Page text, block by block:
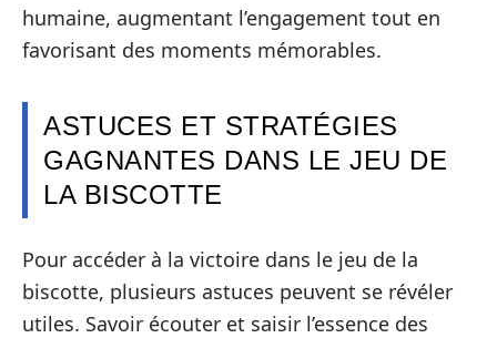
humaine, augmentant l’engagement tout en
favorisant des moments mémorables.
ASTUCES ET STRATÉGIES
GAGNANTES DANS LE JEU DE
LA BISCOTTE
Pour accéder à la victoire dans le jeu de la
biscotte, plusieurs astuces peuvent se révéler
utiles. Savoir écouter et saisir l’essence des